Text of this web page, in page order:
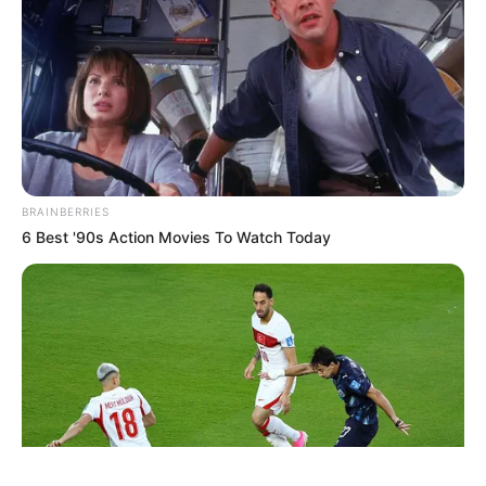
ΤΑΥΤΟΤΗΤΑ ΚΑΙ ΕΠΙΚΟΙΝΩΝΙΑ ΟΡΟΙ ΧΡΗΣΗΣ
© 2025 EVIANEWS του Γιώργου Κουτσελίνη
BRAINBERRIES
6 Best '90s Action Movies To Watch Today